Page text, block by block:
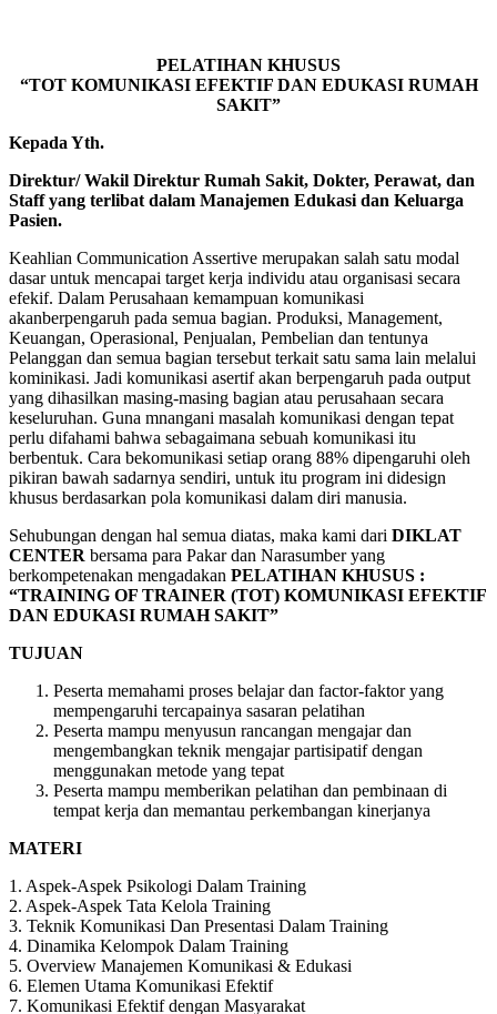
PELATIHAN KHUSUS
“TOT KOMUNIKASI EFEKTIF DAN EDUKASI RUMAH
SAKIT”
Kepada Yth.
Direktur/ Wakil Direktur Rumah Sakit, Dokter, Perawat, dan
Staff yang terlibat dalam Manajemen Edukasi dan Keluarga
Pasien.
Keahlian Communication Assertive merupakan salah satu modal
dasar untuk mencapai target kerja individu atau organisasi secara
efekif. Dalam Perusahaan kemampuan komunikasi
akanberpengaruh pada semua bagian. Produksi, Management,
Keuangan, Operasional, Penjualan, Pembelian dan tentunya
Pelanggan dan semua bagian tersebut terkait satu sama lain melalui
kominikasi. Jadi komunikasi asertif akan berpengaruh pada output
yang dihasilkan masing-masing bagian atau perusahaan secara
keseluruhan. Guna mnangani masalah komunikasi dengan tepat
perlu difahami bahwa sebagaimana sebuah komunikasi itu
berbentuk. Cara bekomunikasi setiap orang 88% dipengaruhi oleh
pikiran bawah sadarnya sendiri, untuk itu program ini didesign
khusus berdasarkan pola komunikasi dalam diri manusia.
Sehubungan dengan hal semua diatas, maka kami dari DIKLAT
CENTER bersama para Pakar dan Narasumber yang
berkompetenakan mengadakan PELATIHAN KHUSUS :
“TRAINING OF TRAINER (TOT) KOMUNIKASI EFEKTIF
DAN EDUKASI RUMAH SAKIT”
TUJUAN
Peserta memahami proses belajar dan factor-faktor yang
mempengaruhi tercapainya sasaran pelatihan
Peserta mampu menyusun rancangan mengajar dan
mengembangkan teknik mengajar partisipatif dengan
menggunakan metode yang tepat
Peserta mampu memberikan pelatihan dan pembinaan di
tempat kerja dan memantau perkembangan kinerjanya
MATERI
1. Aspek-Aspek Psikologi Dalam Training
2. Aspek-Aspek Tata Kelola Training
3. Teknik Komunikasi Dan Presentasi Dalam Training
4. Dinamika Kelompok Dalam Training
5. Overview Manajemen Komunikasi & Edukasi
6. Elemen Utama Komunikasi Efektif
7. Komunikasi Efektif dengan Masyarakat